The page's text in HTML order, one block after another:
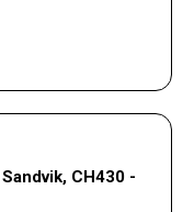
CH430 -